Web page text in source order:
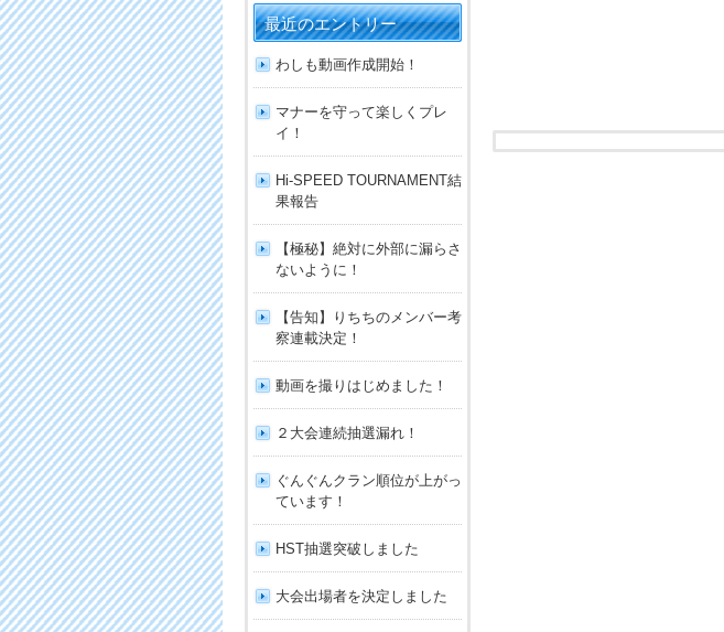
最近のエントリー
わしも動画作成開始！
マナーを守って楽しくプレ
イ！
Hi-SPEED TOURNAMENT結
果報告
【極秘】絶対に外部に漏らさ
ないように！
【告知】りちちのメンバー考
察連載決定！
動画を撮りはじめました！
２大会連続抽選漏れ！
ぐんぐんクラン順位が上がっ
ています！
HST抽選突破しました
大会出場者を決定しました